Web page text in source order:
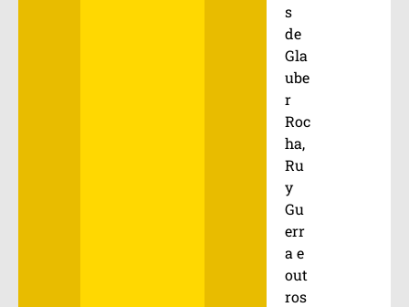
s
de
Gla
ube
r
Roc
ha,
Ru
y
Gu
err
a e
out
ros